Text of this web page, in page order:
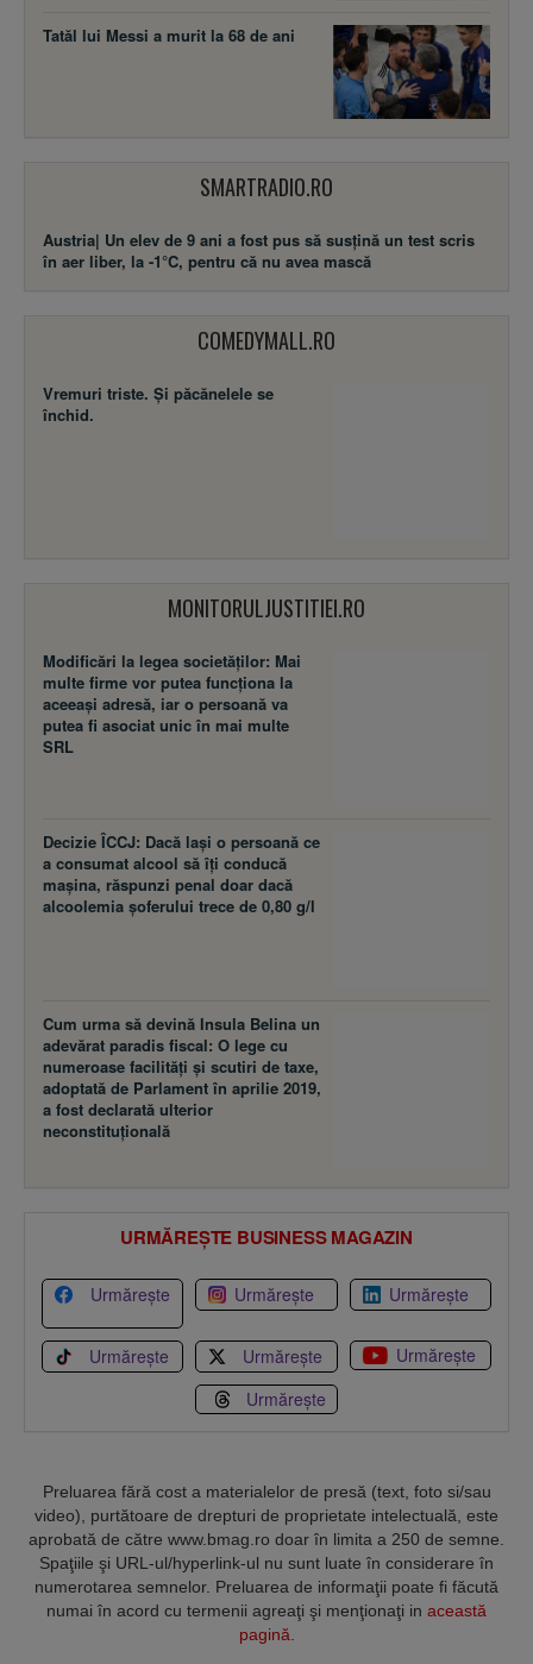
Tatăl lui Messi a murit la 68 de ani
SMARTRADIO.RO
Austria| Un elev de 9 ani a fost pus să susţină un test scris
în aer liber, la -1°C, pentru că nu avea mască
COMEDYMALL.RO
Vremuri triste. Şi păcănelele se
închid.
MONITORULJUSTITIEI.RO
Modificări la legea societăţilor: Mai
multe firme vor putea funcţiona la
aceeaşi adresă, iar o persoană va
putea fi asociat unic în mai multe
SRL
Decizie ÎCCJ: Dacă laşi o persoană ce
a consumat alcool să îţi conducă
maşina, răspunzi penal doar dacă
alcoolemia şoferului trece de 0,80 g/l
Cum urma să devină Insula Belina un
adevărat paradis fiscal: O lege cu
numeroase facilităţi şi scutiri de taxe,
adoptată de Parlament în aprilie 2019,
a fost declarată ulterior
neconstituţională
URMĂREȘTE BUSINESS MAGAZIN
Urmărește Urmărește Urmărește
Urmărește Urmărește
Urmărește
Urmărește
Preluarea fără cost a materialelor de presă (text, foto si/sau
video), purtătoare de drepturi de proprietate intelectuală, este
aprobată de către www.bmag.ro doar în limita a 250 de semne.
Spaţiile şi URL-ul/hyperlink-ul nu sunt luate în considerare în
numerotarea semnelor. Preluarea de informaţii poate fi făcută
numai în acord cu termenii agreaţi şi menţionaţi in această
pagină.